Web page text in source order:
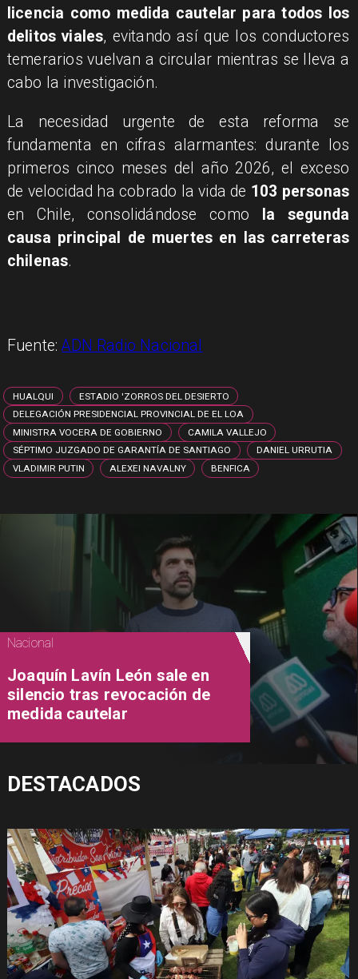
licencia como medida cautelar para todos los
delitos viales, evitando así que los conductores
temerarios vuelvan a circular mientras se lleva a
cabo la investigación.
La necesidad urgente de esta reforma se
fundamenta en cifras alarmantes: durante los
primeros cinco meses del año 2026, el exceso
de velocidad ha cobrado la vida de 103 personas
en Chile, consolidándose como la segunda
causa principal de muertes en las carreteras
chilenas.
Fuente:ADN Radio Nacional
HUALQUI
ESTADIO 'ZORROS DEL DESIERTO
DELEGACIÓN PRESIDENCIAL PROVINCIAL DE EL LOA
MINISTRA VOCERA DE GOBIERNO
CAMILA VALLEJO
SÉPTIMO JUZGADO DE GARANTÍA DE SANTIAGO
DANIEL URRUTIA
VLADIMIR PUTIN
ALEXEI NAVALNY BENFICA
Nacional
Joaquín Lavín León sale en
silencio tras revocación de
medida cautelar
DESTACADOS